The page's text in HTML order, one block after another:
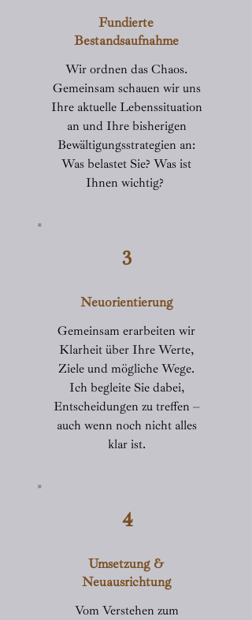
Fundierte
Bestandsaufnahme
Wir ordnen das Chaos.
Gemeinsam schauen wir uns
Ihre aktuelle Lebenssituation
an und Ihre bisherigen
Bewältigungsstrategien an:
Was belastet Sie? Was ist
Ihnen wichtig?
3
Neuorientierung
Gemeinsam erarbeiten wir
Klarheit über Ihre Werte,
Ziele und mögliche Wege.
Ich begleite Sie dabei,
Entscheidungen zu treffen –
auch wenn noch nicht alles
klar ist.
4
Umsetzung &
Neuausrichtung
Vom Verstehen zum